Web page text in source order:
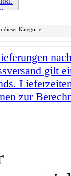
dieser Kategorie
gilt
zur